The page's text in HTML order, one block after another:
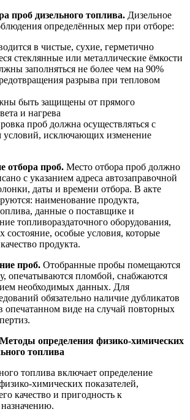
проб дизельного топлива. Дизельное
определённых мер при отборе:
в чистые, сухие, герметично
стеклянные или металлические ёмкости
заполняться не более чем на 90%
разрыва при тепловом
быть защищены от прямого
и нагрева
проб должна осуществляться с
условий, исключающих изменение
отбора проб. Место отбора проб должно
с указанием адреса автозаправочной
даты и времени отбора. В акте
наименование продукта,
данные о поставщике и
топливораздаточного оборудования,
состояние, особые условия, которые
продукта.
проб. Отобранные пробы помещаются
опечатываются пломбой, снабжаются
необходимых данных. Для
обязательно наличие дубликатов
опечатанном виде на случай повторных
определения физико-химических
топлива
топлива включает определение
химических показателей,
качество и пригодность к